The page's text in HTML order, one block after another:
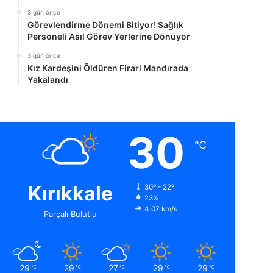
3 gün önce
Görevlendirme Dönemi Bitiyor! Sağlık
Personeli Asıl Görev Yerlerine Dönüyor
3 gün önce
Kız Kardeşini Öldüren Firari Mandırada
Yakalandı
Kırıkkale
Parçalı Bulutlu
30 ℃
30º - 22º
23%
4.07 km/s
29 ℃ 29 ℃ 27 ℃ 29 ℃ 29 ℃